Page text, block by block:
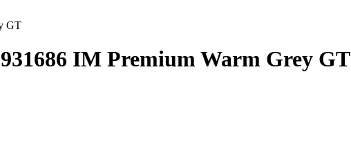
IM Premium Warm Grey GT